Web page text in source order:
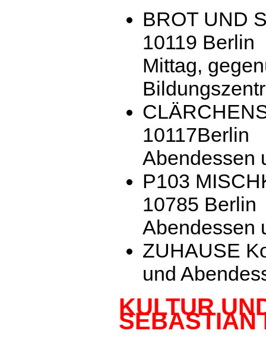
BROT UND
10119 Berlin
Mittag,
10117Berlin
Abendessen
P103
10785 Berlin
Abendessen
ZUHAUSE
und
KULTUR
SEBASTIAN